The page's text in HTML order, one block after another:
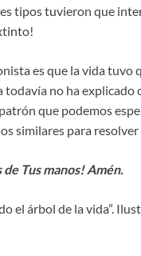
tipos tuvieron que
es que la vida tuvo
no ha explicado
que podemos
similares para
Tus manos! Amén.
el árbol de la vida”.